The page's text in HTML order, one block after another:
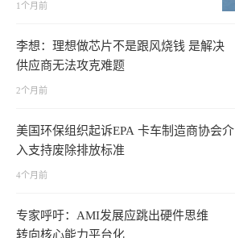
1个月前
李想：理想做芯片不是跟风烧钱 是解决
供应商无法攻克难题
2个月前
美国环保组织起诉EPA 卡车制造商协会介
入支持废除排放标准
4个月前
专家呼吁：AMI发展应跳出硬件思维
转向核心能力平台化